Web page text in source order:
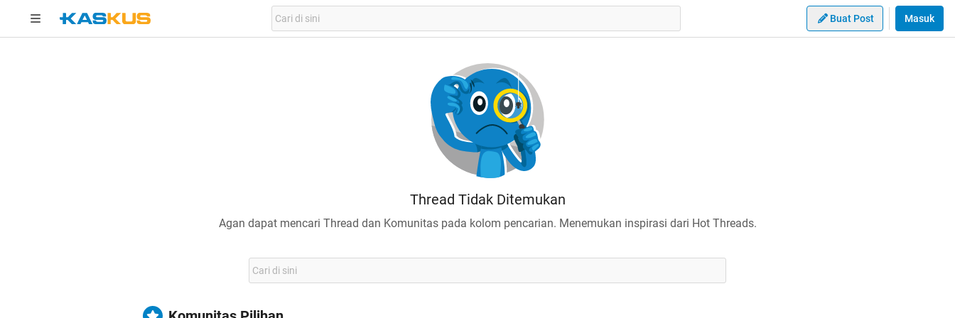
Buat Post Masuk
Thread Tidak Ditemukan
Agan dapat mencari Thread dan Komunitas pada kolom pencarian. Menemukan inspirasi dari Hot Threads.